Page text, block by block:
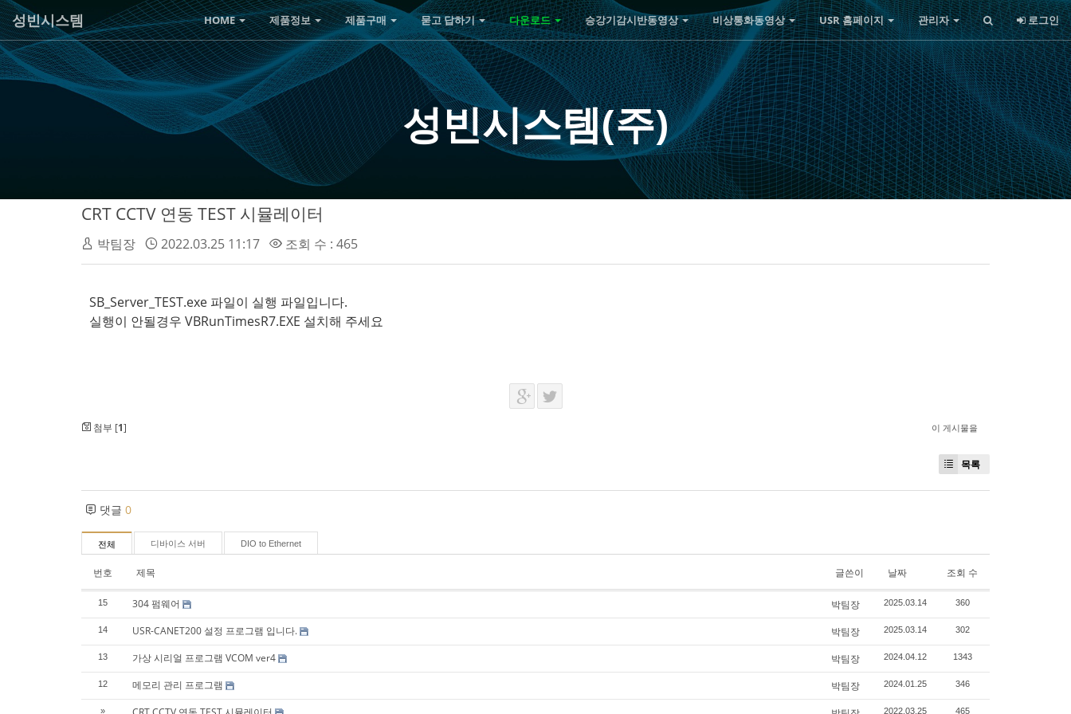
성빈시스템 HOME 제품정보 제품구매 묻고 답하기 다운로드 승강기감시반동영상 비상통화동영상 USR 홈페이지 관리자 로그인
성빈시스템(주)
CRT CCTV 연동 TEST 시뮬레이터
박팀장 2022.03.25 11:17 조회 수 : 465
SB_Server_TEST.exe 파일이 실행 파일입니다.
실행이 안될경우 VBRunTimesR7.EXE 설치해 주세요
첨부 [1] 이 게시물을
목록
댓글 0
전체 디바이스 서버 DIO to Ethernet
번호 제목 글쓴이 날짜 조회 수
15 304 펌웨어 박팀장 2025.03.14 360
14 USR-CANET200 설정 프로그램 입니다. 박팀장 2025.03.14 302
13 가상 시리얼 프로그램 VCOM ver4 박팀장 2024.04.12 1343
12 메모리 관리 프로그램 박팀장 2024.01.25 346
» 2022.03.25 465